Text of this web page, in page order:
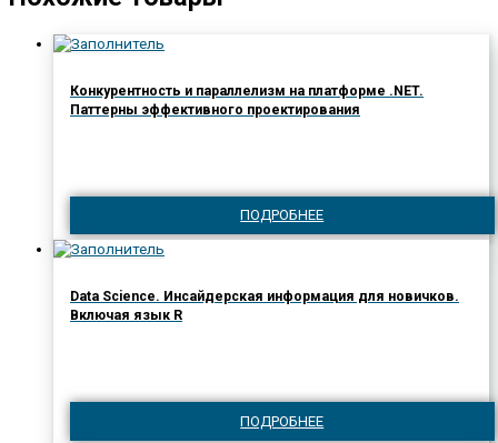
Конкурентность и параллелизм на платформе .NET.
Паттерны эффективного проектирования
ПОДРОБНЕЕ
Data Science. Инсайдерская информация для новичков.
Включая язык R
ПОДРОБНЕЕ